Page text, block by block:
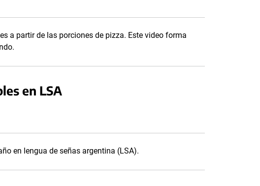
a partir de las porciones de pizza. Este video forma
en LSA
en lengua de señas argentina (LSA).